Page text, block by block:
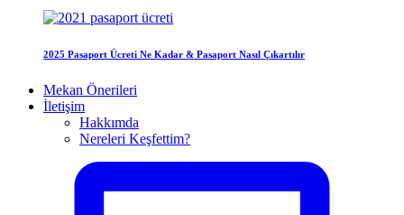
2025 Pasaport Ücreti Ne Kadar & Pasaport Nasıl Çıkartılır
Mekan Önerileri
İletişim
Hakkımda
Nereleri Keşfettim?